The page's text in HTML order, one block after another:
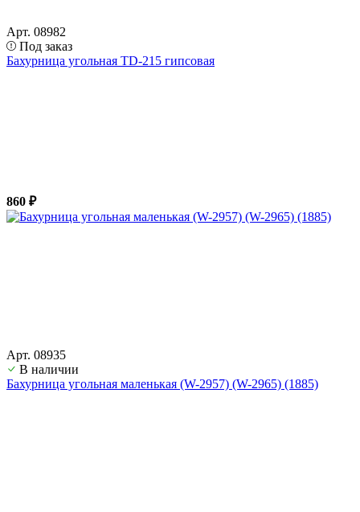
Арт. 08982
Под заказ
Бахурница угольная TD-215 гипсовая
860 ₽
Арт. 08935
В наличии
Бахурница угольная маленькая (W-2957) (W-2965) (1885)